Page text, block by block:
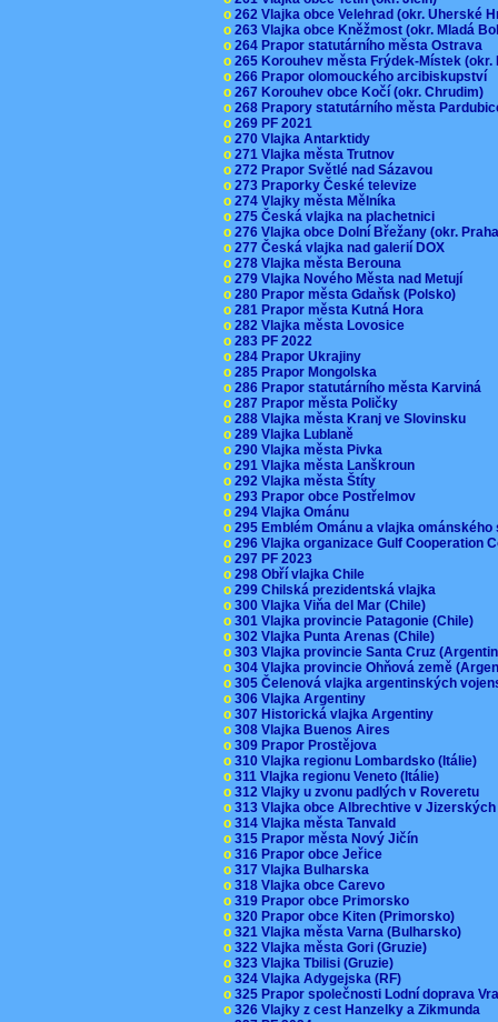
o 262 Vlajka obce Velehrad (okr. Uherské
o 263 Vlajka obce Kněžmost (okr. Mladá
o 264 Prapor statutárního města Ostrava
o 265 Korouhev města Frýdek-Místek
o 266 Prapor olomouckého arcibiskupství
o 267 Korouhev obce Kočí (okr. Chrudim)
o 268 Prapory statutárního města
o 269 PF 2021
o 270 Vlajka Antarktidy
o 271 Vlajka města Trutnov
o 272 Prapor Světlé nad Sázavou
o 273 Praporky České televize
o 274 Vlajky města Mělníka
o 275 Česká vlajka na plachetnici
o 276 Vlajka obce Dolní Břežany (okr.
o 277 Česká vlajka nad galerií DOX
o 278 Vlajka města Berouna
o 279 Vlajka Nového Města nad Metují
o 280 Prapor města Gdaňsk (Polsko)
o 281 Prapor města Kutná Hora
o 282 Vlajka města Lovosice
o 283 PF 2022
o 284 Prapor Ukrajiny
o 285 Prapor Mongolska
o 286 Prapor statutárního města Karviná
o 287 Prapor města Poličky
o 288 Vlajka města Kranj ve Slovinsku
o 289 Vlajka Lublaně
o 290 Vlajka města Pivka
o 291 Vlajka města Lanškroun
o 292 Vlajka města Štíty
o 293 Prapor obce Postřelmov
o 294 Vlajka Ománu
o 295 Emblém Ománu a vlajka
o 296 Vlajka organizace Gulf Cooperation
o 297 PF 2023
o 298 Obří vlajka Chile
o 299 Chilská prezidentská vlajka
o 300 Vlajka Viňa del Mar (Chile)
o 301 Vlajka provincie Patagonie (Chile)
o 302 Vlajka Punta Arenas (Chile)
o 303 Vlajka provincie Santa Cruz
o 304 Vlajka provincie Ohňová země
o 305 Čelenová vlajka argentinských
o 306 Vlajka Argentiny
o 307 Historická vlajka Argentiny
o 308 Vlajka Buenos Aires
o 309 Prapor Prostějova
o 310 Vlajka regionu Lombardsko (Itálie)
o 311 Vlajka regionu Veneto (Itálie)
o 312 Vlajky u zvonu padlých v Roveretu
o 313 Vlajka obce Albrechtive v
o 314 Vlajka města Tanvald
o 315 Prapor města Nový Jičín
o 316 Prapor obce Jeřice
o 317 Vlajka Bulharska
o 318 Vlajka obce Carevo
o 319 Prapor obce Primorsko
o 320 Prapor obce Kiten (Primorsko)
o 321 Vlajka města Varna (Bulharsko)
o 322 Vlajka města Gori (Gruzie)
o 323 Vlajka Tbilisi (Gruzie)
o 324 Vlajka Adygejska (RF)
o 325 Prapor společnosti Lodní doprava
o 326 Vlajky z cest Hanzelky a Zikmunda